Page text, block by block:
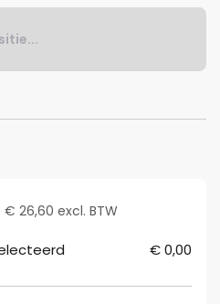
26,60 excl. BTW
€ 0,00